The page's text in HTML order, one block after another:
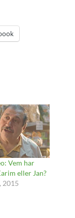
Vem har
eller Jan?
2015